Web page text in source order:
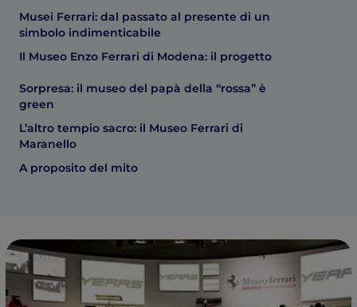
Musei Ferrari: dal passato al presente di un
simbolo indimenticabile
Il Museo Enzo Ferrari di Modena: il progetto
Sorpresa: il museo del papà della “rossa” è
green
L’altro tempio sacro: il Museo Ferrari di
Maranello
A proposito del mito